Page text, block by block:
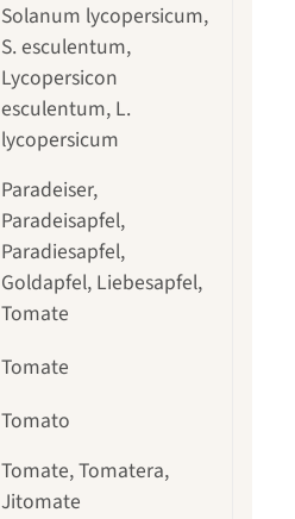
Solanum lycopersicum,
S. esculentum,
Lycopersicon
esculentum, L.
lycopersicum
Paradeiser,
Paradeisapfel,
Paradiesapfel,
Goldapfel, Liebesapfel,
Tomate
Tomate
Tomato
Tomate, Tomatera,
Jitomate